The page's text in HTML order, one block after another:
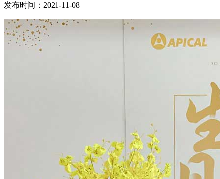
发布时间： 2021-11-08